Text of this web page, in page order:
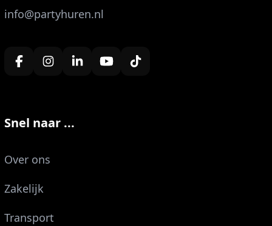
info@partyhuren.nl
Snel naar ...
Over ons
Zakelijk
Transport